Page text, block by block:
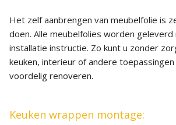
Het zelf aanbrengen van meubelfolie is
doen. Alle meubelfolies worden
installatie instructie. Zo kunt u zonder
keuken, interieur of andere
voordelig renoveren.
Keuken wrappen montage: